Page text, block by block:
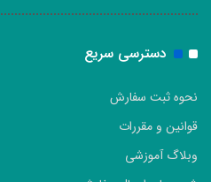
دسترسی سریع
نحوه ثبت سفارش
قوانین و مقررات
وبلاگ آموزشی